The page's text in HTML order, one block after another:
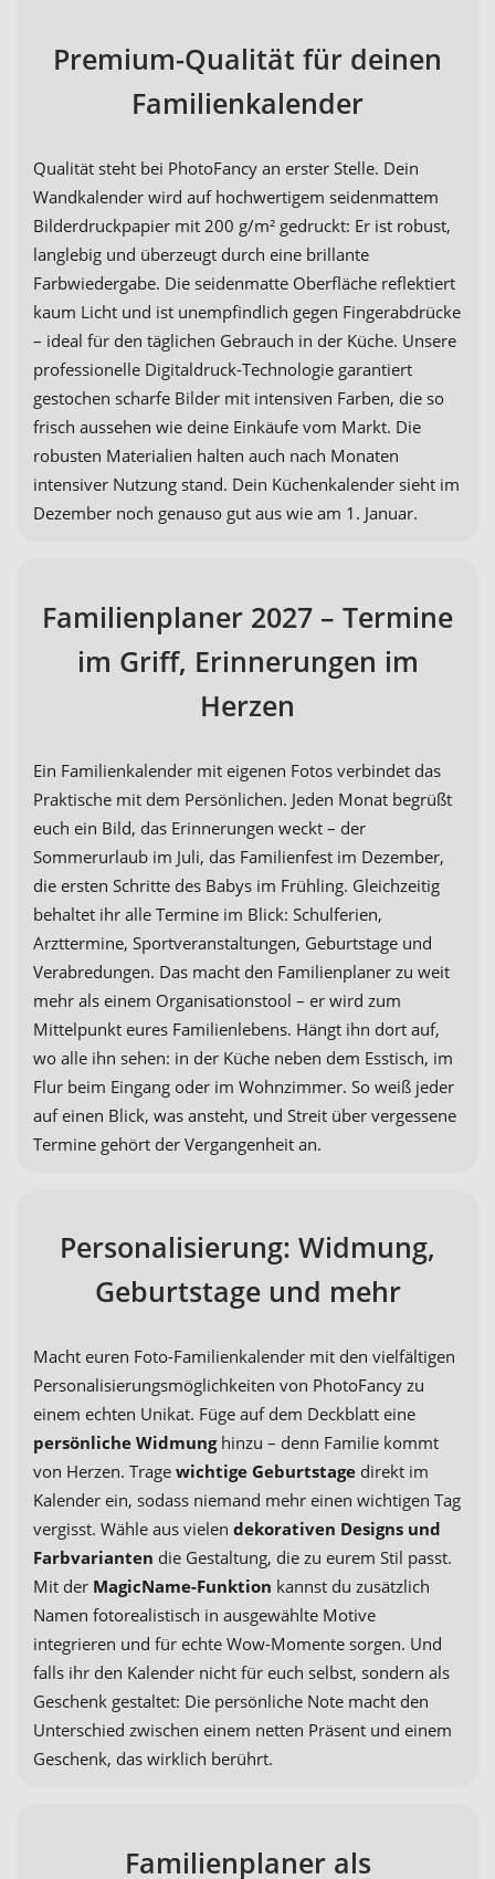
Premium-Qualität für deinen
Familienkalender
Qualität steht bei PhotoFancy an erster Stelle. Dein
Wandkalender wird auf hochwertigem seidenmattem
Bilderdruckpapier mit 200 g/m² gedruckt: Er ist robust,
langlebig und überzeugt durch eine brillante
Farbwiedergabe. Die seidenmatte Oberfläche reflektiert
kaum Licht und ist unempfindlich gegen Fingerabdrücke
– ideal für den täglichen Gebrauch in der Küche. Unsere
professionelle Digitaldruck-Technologie garantiert
gestochen scharfe Bilder mit intensiven Farben, die so
frisch aussehen wie deine Einkäufe vom Markt. Die
robusten Materialien halten auch nach Monaten
intensiver Nutzung stand. Dein Küchenkalender sieht im
Dezember noch genauso gut aus wie am 1. Januar.
Familienplaner 2027 – Termine
im Griff, Erinnerungen im
Herzen
Ein Familienkalender mit eigenen Fotos verbindet das
Praktische mit dem Persönlichen. Jeden Monat begrüßt
euch ein Bild, das Erinnerungen weckt – der
Sommerurlaub im Juli, das Familienfest im Dezember,
die ersten Schritte des Babys im Frühling. Gleichzeitig
behaltet ihr alle Termine im Blick: Schulferien,
Arzttermine, Sportveranstaltungen, Geburtstage und
Verabredungen. Das macht den Familienplaner zu weit
mehr als einem Organisationstool – er wird zum
Mittelpunkt eures Familienlebens. Hängt ihn dort auf,
wo alle ihn sehen: in der Küche neben dem Esstisch, im
Flur beim Eingang oder im Wohnzimmer. So weiß jeder
auf einen Blick, was ansteht, und Streit über vergessene
Termine gehört der Vergangenheit an.
Personalisierung: Widmung,
Geburtstage und mehr
Macht euren Foto-Familienkalender mit den vielfältigen
Personalisierungsmöglichkeiten von PhotoFancy zu
einem echten Unikat. Füge auf dem Deckblatt eine
persönliche Widmunghinzu – denn Familie kommt
von Herzen. Trage wichtige Geburtstage direkt im
Kalender ein, sodass niemand mehr einen wichtigen Tag
vergisst. Wähle aus vielen dekorativen Designs und
Farbvarianten die Gestaltung, die zu eurem Stil passt.
Mit der MagicName-Funktion kannst du zusätzlich
Namen fotorealistisch in ausgewählte Motive
integrieren und für echte Wow-Momente sorgen. Und
falls ihr den Kalender nicht für euch selbst, sondern als
Geschenk gestaltet: Die persönliche Note macht den
Unterschied zwischen einem netten Präsent und einem
Geschenk, das wirklich berührt.
Familienplaner als